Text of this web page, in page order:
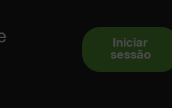
Iniciar
sessão